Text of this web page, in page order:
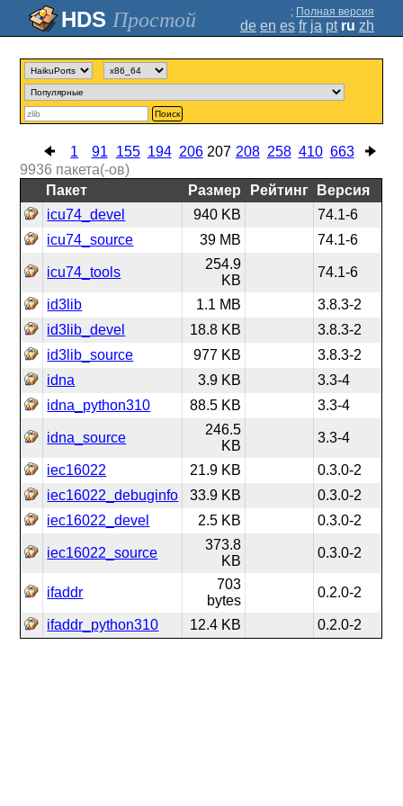
Простой ; Полная версия
de en es fr ja pt ru zh
Поиск
1 91 155 194 206 207 208 258 410 663
9936 пакета(-ов)
Пакет
Размер Рейтинг
Версия
icu74_devel
940 KB
74.1-6
icu74_source
39 MB 74.1-6
icu74_tools
254.9
KB
74.1-6
id3lib 1.1 MB
3.8.3-2
id3lib_devel
18.8 KB
3.8.3-2
id3lib_source
977 KB
3.8.3-2
idna
3.9 KB
3.3-4
idna_python310
88.5 KB 3.3-4
idna_source
246.5
KB
3.3-4
iec16022 21.9 KB
0.3.0-2
iec16022_debuginfo
33.9 KB
0.3.0-2
iec16022_devel
2.5 KB 0.3.0-2
iec16022_source
373.8
KB
0.3.0-2
ifaddr
703
bytes
0.2.0-2
ifaddr_python310 12.4 KB 0.2.0-2